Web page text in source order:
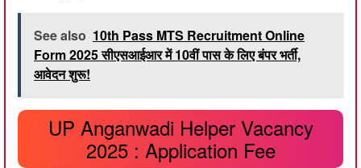
See also 10th Pass MTS Recruitment Online
Form 2025 सीएसआईआर में 10वीं पास के लिए बंपर भर्ती,
आवेदन शुरू!
UP Anganwadi Helper Vacancy
2025 : Application Fee